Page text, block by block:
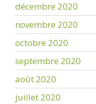
décembre 2020
novembre 2020
octobre 2020
septembre 2020
août 2020
juillet 2020